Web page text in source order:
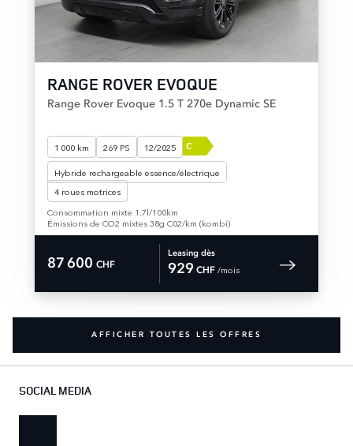
RANGE ROVER EVOQUE
Range Rover Evoque 1.5 T 270e Dynamic SE
1 000 km 269 PS 12/2025 C
Hybride rechargeable essence/électrique
4 roues motrices
Consommation mixte 1.7l/100km
Émissions de CO2 mixtes 38g C02/km (kombi)
87 600 CHF
Leasing dès
929 CHF /mois
AFFICHER TOUTES LES OFFRES
SOCIAL MEDIA